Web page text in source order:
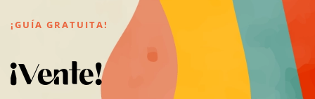
¡GUÍA GRATUITA!
¡Vente!